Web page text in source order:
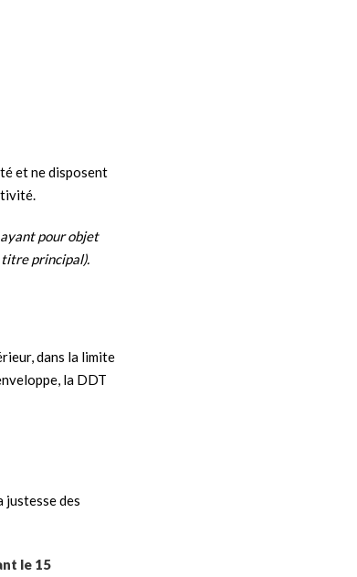
et ne disposent
pour objet
titre principal).
dans la limite
la DDT
justesse des
le 15